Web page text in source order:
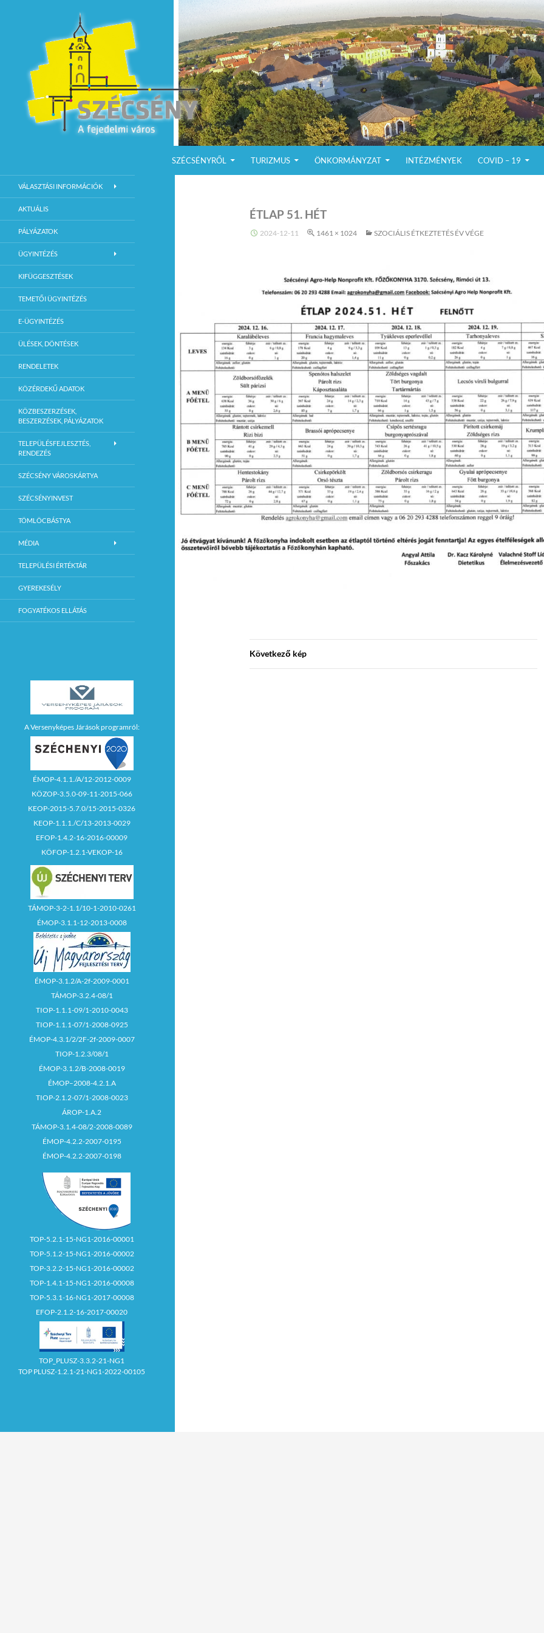
SZÉCSÉNYRŐL
TURIZMUS ÖNKORMÁNYZAT INTÉZMÉNYEK COVID – 19
ÉTLAP 51. HÉT
2024-12-11 1461 × 1024 SZOCIÁLIS ÉTKEZTETÉS ÉV VÉGE
Következő kép
Szécsény Város Hivatalos Weboldala
VÁLASZTÁSI INFORMÁCIÓK
AKTUÁLIS
PÁLYÁZATOK
ÜGYINTÉZÉS
KIFÜGGESZTÉSEK
TEMETŐI ÜGYINTÉZÉS
E-ÜGYINTÉZÉS
ÜLÉSEK, DÖNTÉSEK
RENDELETEK
KÖZÉRDEKŰ ADATOK
KÖZBESZERZÉSEK,
BESZERZÉSEK, PÁLYÁZATOK
TELEPÜLÉSFEJLESZTÉS,
RENDEZÉS
SZÉCSÉNY VÁROSKÁRTYA
SZÉCSÉNYINVEST
TÖMLÖCBÁSTYA
MÉDIA
TELEPÜLÉSI ÉRTÉKTÁR
GYEREKESÉLY
FOGYATÉKOS ELLÁTÁS
A Versenyképes Járások programról:
ÉMOP-4.1.1./A/12-2012-0009
KÖZOP-3.5.0-09-11-2015-066
KEOP-2015-5.7.0/15-2015-0326
KEOP-1.1.1./C/13-2013-0029
EFOP-1.4.2-16-2016-00009
KÖFOP-1.2.1-VEKOP-16
TÁMOP-3-2-1.1/10-1-2010-0261
ÉMOP-3.1.1-12-2013-0008
ÉMOP-3.1.2/A-2f-2009-0001
TÁMOP-3.2.4-08/1
TIOP-1.1.1-09/1-2010-0043
TIOP-1.1.1-07/1-2008-0925
ÉMOP-4.3.1/2/2F-2f-2009-0007
TIOP-1.2.3/08/1
ÉMOP-3.1.2/B-2008-0019
ÉMOP–2008-4.2.1.A
TIOP-2.1.2-07/1-2008-0023
ÁROP-1.A.2
TÁMOP-3.1.4-08/2-2008-0089
ÉMOP-4.2.2-2007-0195
ÉMOP-4.2.2-2007-0198
TOP-5.2.1-15-NG1-2016-00001
TOP-5.1.2-15-NG1-2016-00002
TOP-3.2.2-15-NG1-2016-00002
TOP-1.4.1-15-NG1-2016-00008
TOP-5.3.1-16-NG1-2017-00008
EFOP-2.1.2-16-2017-00020
TOP_PLUSZ-3.3.2-21-NG1
TOP PLUSZ-1.2.1-21-NG1-2022-00105